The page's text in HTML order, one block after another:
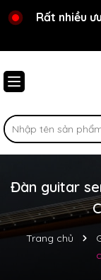
Chào mừng
Rất nhiều
Đàn guitar
Trang chủ